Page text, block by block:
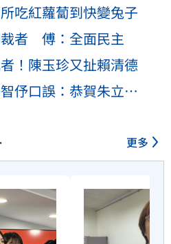
吃紅蘿蔔到快變兔子
者 傅：全面民主
！陳玉珍又扯賴清德
伃口誤：恭賀朱立…
更多